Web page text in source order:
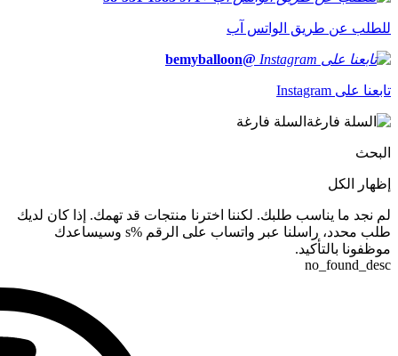
للطلب عن طريق الواتس آب
@bemyballoon
تابعنا على Instagram
السلة فارغة
البحث
إظهار الكل
لم نجد ما يناسب طلبك. لكننا اخترنا منتجات قد تهمك. إذا كان لديك
طلب محدد، راسلنا عبر واتساب على الرقم %s وسيساعدك
موظفونا بالتأكيد.
no_found_desc